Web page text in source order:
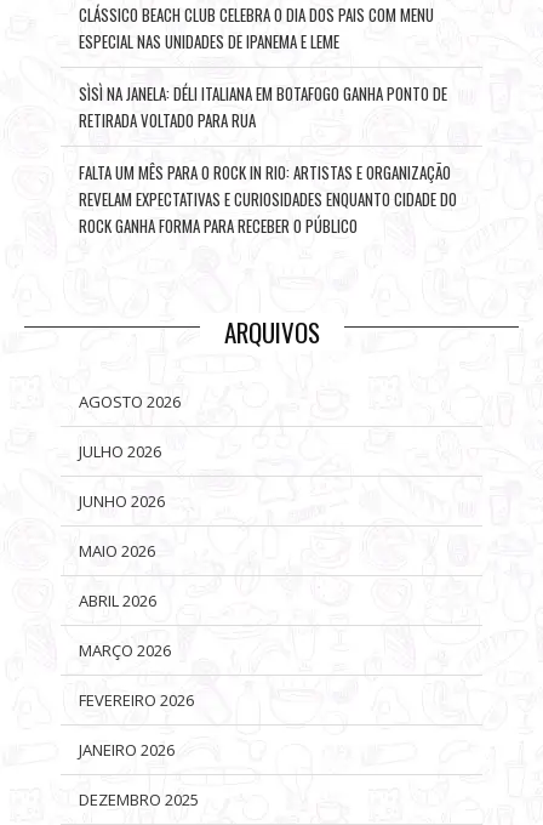
CLÁSSICO BEACH CLUB CELEBRA O DIA DOS PAIS COM MENU
ESPECIAL NAS UNIDADES DE IPANEMA E LEME
SÌSÌ NA JANELA: DÉLI ITALIANA EM BOTAFOGO GANHA PONTO DE
RETIRADA VOLTADO PARA RUA
FALTA UM MÊS PARA O ROCK IN RIO: ARTISTAS E ORGANIZAÇÃO
REVELAM EXPECTATIVAS E CURIOSIDADES ENQUANTO CIDADE DO
ROCK GANHA FORMA PARA RECEBER O PÚBLICO
ARQUIVOS
AGOSTO 2026
JULHO 2026
JUNHO 2026
MAIO 2026
ABRIL 2026
MARÇO 2026
FEVEREIRO 2026
JANEIRO 2026
DEZEMBRO 2025